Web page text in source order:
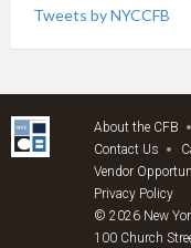
Tweets by NYCCFB
About the CFB
Contact Us
Vendor
Privacy Policy
© 2026 New
100 Church